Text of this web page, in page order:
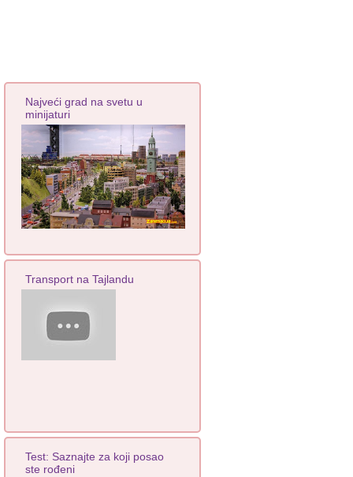
Najveći grad na svetu u
minijaturi
Transport na Tajlandu
Test: Saznajte za koji posao
ste rođeni